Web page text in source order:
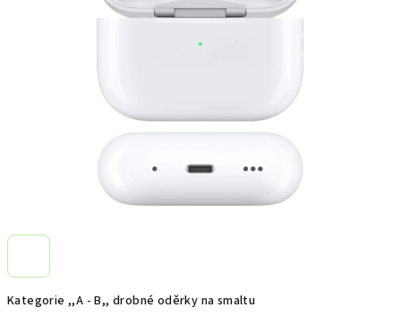
Kategorie ,,A - B,, drobné oděrky na smaltu